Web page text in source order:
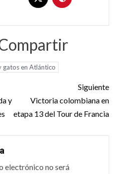
gatos en Atlántico
y
Siguiente
Victoria colombiana en
etapa 13 del Tour de Francia
electrónico no será